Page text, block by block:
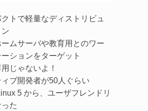
クトで軽量なディストリビュ
ームサーバや教育用とのワー
ーションをターゲット
じゃないよ！
ィブ開発者が50人ぐらい
5 から、ユーザフレンドリ
た